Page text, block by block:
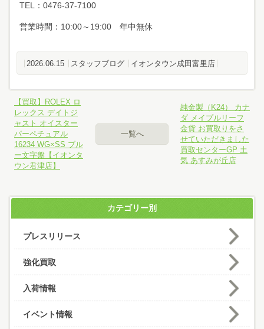
TEL：0476-37-7100
営業時間：10:00～19:00 年中無休
2026.06.15 スタッフブログ イオンタウン成田富里店
【買取】ROLEX ロ
レックス デイトジ
ャスト オイスター
パーペチュアル
16234 WG×SS ブル
ー文字盤【イオンタ
ウン君津店】
一覧へ
純金製（K24） カナ
ダ メイプルリーフ
金貨 お買取りをさ
せていただきました
買取センターGP 土
気 あすみが丘店
カテゴリー別
プレスリリース
強化買取
入荷情報
イベント情報